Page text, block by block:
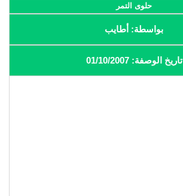
حلوى التمر
بواسطة: أطايب
تاريخ الوصفة: 01/10/2007